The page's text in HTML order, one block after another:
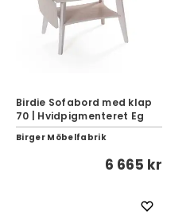
Birdie Sofabord med klap
70 | Hvidpigmenteret Eg
Birger Möbelfabrik
6 665 kr